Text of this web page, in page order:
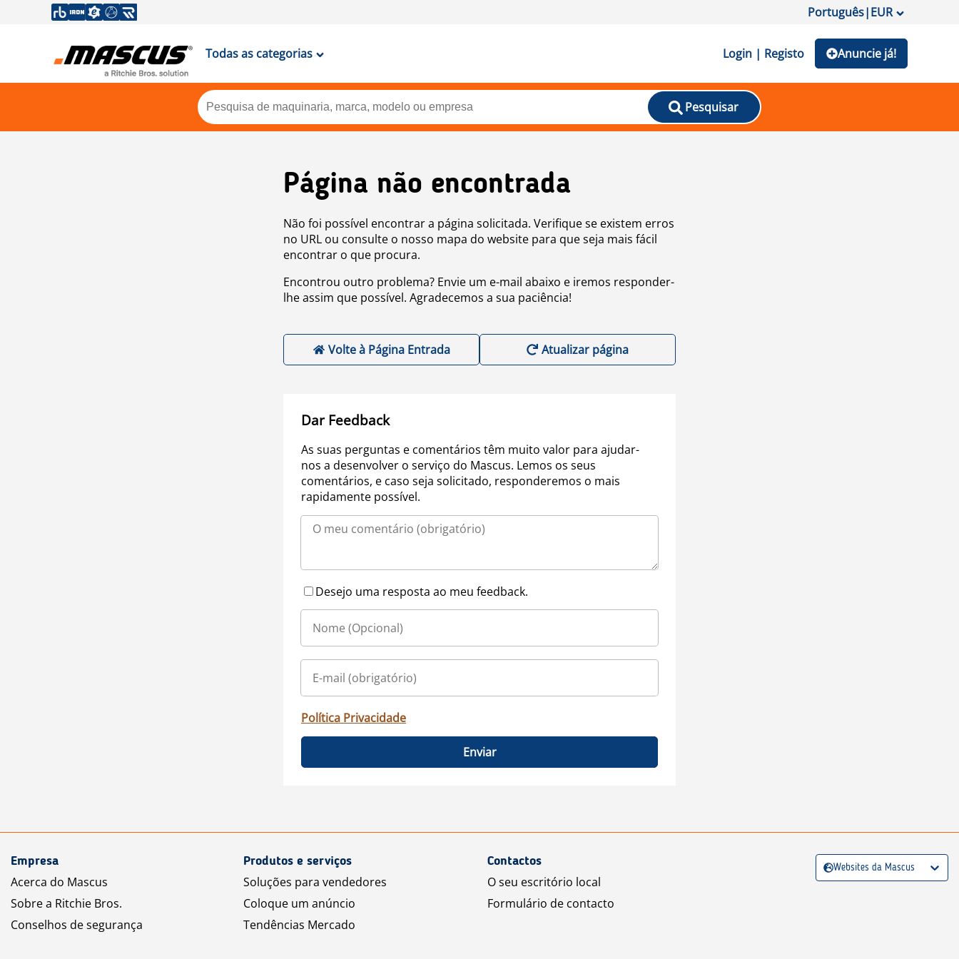
Português|EUR
Todas as categorias Login | Registo Anuncie já!
Pesquisar
Página não encontrada
Não foi possível encontrar a página solicitada. Verifique se existem erros
no URL ou consulte o nosso mapa do website para que seja mais fácil
encontrar o que procura.
Encontrou outro problema? Envie um e-mail abaixo e iremos responder-
lhe assim que possível. Agradecemos a sua paciência!
Volte à Página Entrada Atualizar página
Dar Feedback
As suas perguntas e comentários têm muito valor para ajudar-
nos a desenvolver o serviço do Mascus. Lemos os seus
comentários, e caso seja solicitado, responderemos o mais
rapidamente possível.
Desejo uma resposta ao meu feedback.
Política Privacidade
Enviar
Empresa
Acerca do Mascus
Sobre a Ritchie Bros.
Conselhos de segurança
Produtos e serviços
Soluções para vendedores
Coloque um anúncio
Tendências Mercado
Contactos
O seu escritório local
Formulário de contacto
Websites da Mascus